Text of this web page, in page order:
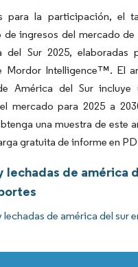
para la participación, el
ingresos del mercado de
del Sur 2025, elaboradas
Mordor Intelligence™. El
América del Sur incluye
mercado para 2025 a
una muestra de este
gratuita de informe en
lechadas de américa
lechadas de américa del sur